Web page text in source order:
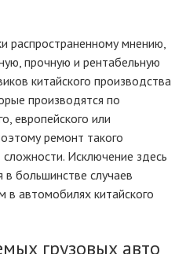
распространенному мнению,
прочную и рентабельную
китайского производства
производятся по
европейского или
ремонт такого
Исключение здесь
в большинстве случаев
в автомобилях китайского
грузовых авто